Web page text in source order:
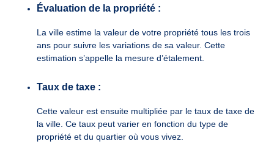
Évaluation de la propriété :
La ville estime la valeur de votre propriété tous les trois
ans pour suivre les variations de sa valeur. Cette
estimation s’appelle la mesure d’étalement.
Taux de taxe :
Cette valeur est ensuite multipliée par le taux de taxe de
la ville. Ce taux peut varier en fonction du type de
propriété et du quartier où vous vivez.